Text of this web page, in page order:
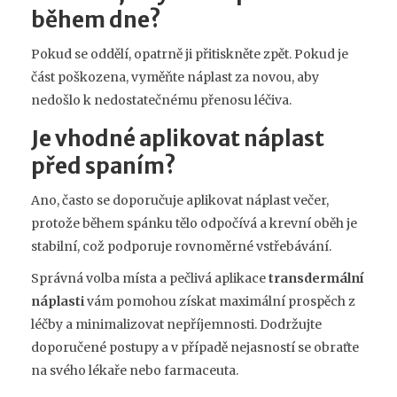
během dne?
Pokud se oddělí, opatrně ji přitiskněte zpět. Pokud je
část poškozena, vyměňte náplast za novou, aby
nedošlo k nedostatečnému přenosu léčiva.
Je vhodné aplikovat náplast
před spaním?
Ano, často se doporučuje aplikovat náplast večer,
protože během spánku tělo odpočívá a krevní oběh je
stabilní, což podporuje rovnoměrné vstřebávání.
Správná volba místa a pečlivá aplikacetransdermální
náplastivám pomohou získat maximální prospěch z
léčby a minimalizovat nepříjemnosti. Dodržujte
doporučené postupy a v případě nejasností se obraťte
na svého lékaře nebo farmaceuta.